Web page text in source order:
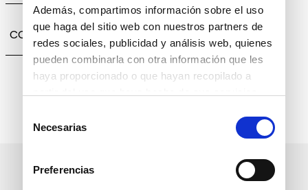
Además, compartimos información sobre el uso
que haga del sitio web con nuestros partners de
redes sociales, publicidad y análisis web, quienes
pueden combinarla con otra información que les
haya proporcionado o que hayan recopilado a
deNecesarias
Preferencias
COMPARTIR
Suscríbete a nuestro boletín